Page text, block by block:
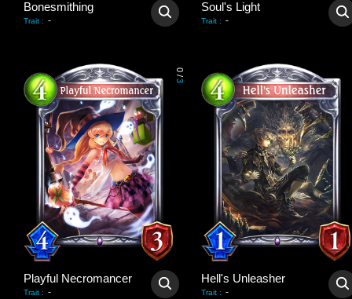
Bonesmithing
Trait : -
Soul's Light
Trait : -
0
/
3
Playful Necromancer
Trait : -
Hell's Unleasher
Trait : -